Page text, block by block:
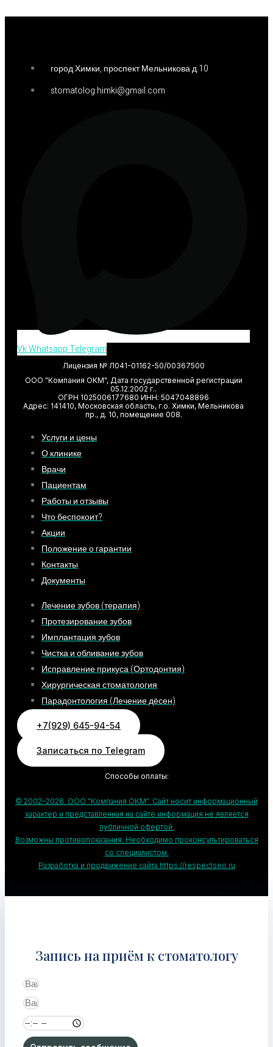
город Химки, проспект Мельникова д.10
stomatolog.himki@gmail.com
VkWhatsappTelegram
Лицензия № Л041-01162-50/00367500
ООО "Компания ОКМ", Дата государственной регистрации
05.12.2002 г..
ОГРН 1025006177680 ИНН: 5047048896
Адрес: 141410, Московская область, г.о. Химки, Мельникова
пр., д. 10, помещение 008.
Услуги и цены
О клинике
Врачи
Пациентам
Работы и отзывы
Что беспокоит?
Акции
Положение о гарантии
Контакты
Документы
Лечение зубов (терапия)
Протезирование зубов
Имплантация зубов
Чистка и обливание зубов
Исправление прикуса (Ортодонтия)
Хирургическая стоматология
Парадонтология (Лечение дёсен)
+7(929) 645-94-54
Записаться по Telegram
Способы оплаты:
© 2002–2026. ООО "Компания ОКМ". Сайт носит информационный
характер и представленная на сайте информация не является
публичной офертой.
Возможны противопоказания. Необходимо проконсультироваться
со специалистом.
Разработка и продвижение сайта https://respectseo.ru
Запись на приём к стоматологу